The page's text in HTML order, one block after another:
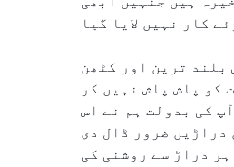
کار نہیں لایا گیا
بلند ترین اور کٹھن
کو پاش پاش نہیں کر
کی بدولت ہم نے اس
ملین دراڑیں ضرور ڈال دی
ہر دراڑ سے روشنی کی